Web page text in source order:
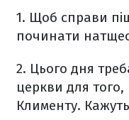
1. Щоб справи
починати
2. Цього дня
церкви для
Клименту.